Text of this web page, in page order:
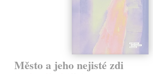
Město a jeho nejisté zdi